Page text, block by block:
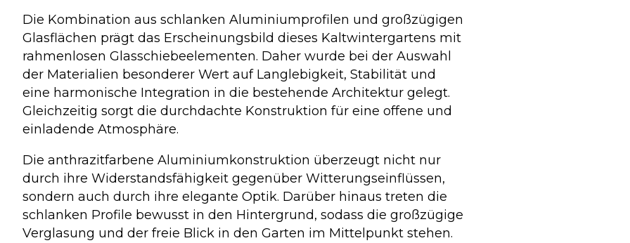
Die Kombination aus schlanken Aluminiumprofilen und großzügigen
Glasflächen prägt das Erscheinungsbild dieses Kaltwintergartens mit
rahmenlosen Glasschiebeelementen. Daher wurde bei der Auswahl
der Materialien besonderer Wert auf Langlebigkeit, Stabilität und
eine harmonische Integration in die bestehende Architektur gelegt.
Gleichzeitig sorgt die durchdachte Konstruktion für eine offene und
einladende Atmosphäre.
Die anthrazitfarbene Aluminiumkonstruktion überzeugt nicht nur
durch ihre Widerstandsfähigkeit gegenüber Witterungseinflüssen,
sondern auch durch ihre elegante Optik. Darüber hinaus treten die
schlanken Profile bewusst in den Hintergrund, sodass die großzügige
Verglasung und der freie Blick in den Garten im Mittelpunkt stehen.